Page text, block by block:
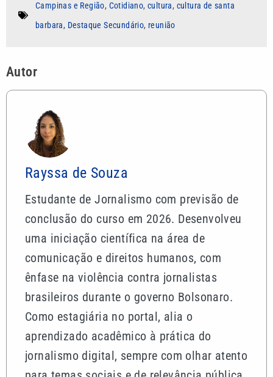
Campinas e Região, Cotidiano,cultura, cultura de santa
barbara, Destaque Secundário, reunião
Autor
Rayssa de Souza
Estudante de Jornalismo com previsão de
conclusão do curso em 2026. Desenvolveu
uma iniciação científica na área de
comunicação e direitos humanos, com
ênfase na violência contra jornalistas
brasileiros durante o governo Bolsonaro.
Como estagiária no portal, alia o
aprendizado acadêmico à prática do
jornalismo digital, sempre com olhar atento